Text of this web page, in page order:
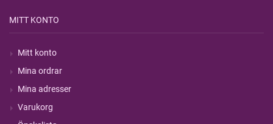
MITT KONTO
Mitt konto
Mina ordrar
Mina adresser
Varukorg